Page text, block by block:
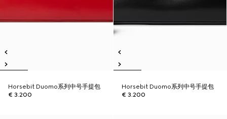
Horsebit Duomo系列中号手提包
€ 3.200
Horsebit Duomo系列中号手提包
€ 3.200